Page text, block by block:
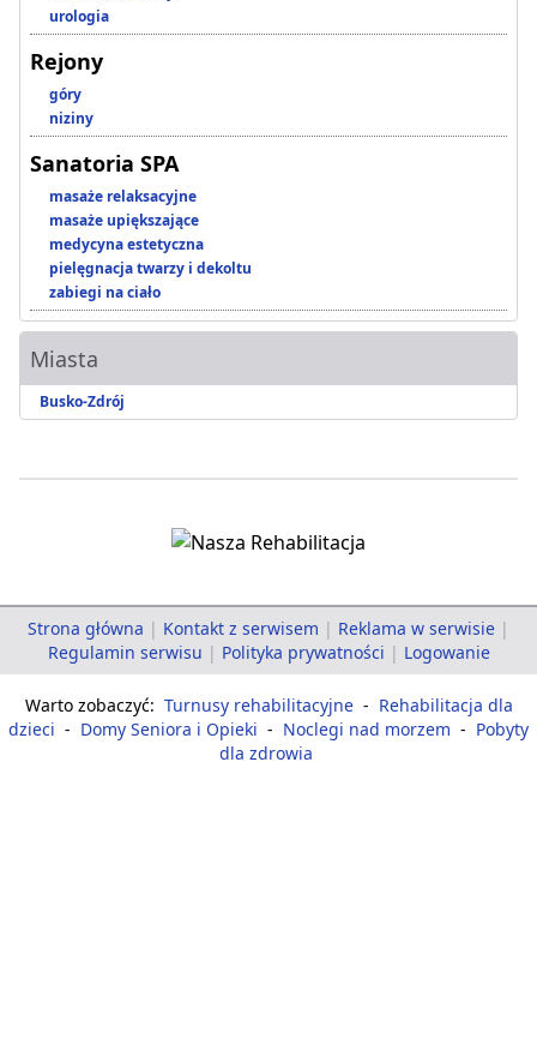
urologia
Rejony
góry
niziny
Sanatoria SPA
masaże relaksacyjne
masaże upiększające
medycyna estetyczna
pielęgnacja twarzy i dekoltu
zabiegi na ciało
Miasta
Busko-Zdrój
Strona główna | Kontakt z serwisem | Reklama w serwisie |
Regulamin serwisu | Polityka prywatności | Logowanie
Warto zobaczyć: Turnusy rehabilitacyjne - Rehabilitacja dla
dzieci - Domy Seniora i Opieki - Noclegi nad morzem - Pobyty
dla zdrowia